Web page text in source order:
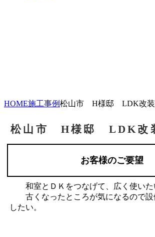
HOME施工事例松山市 H様邸 LDK改装
松山市 H様邸 LDK改
お客様のご要望
和室とＤＫをつなげて、広く使いた
古くなったところが気になるので設
したい。